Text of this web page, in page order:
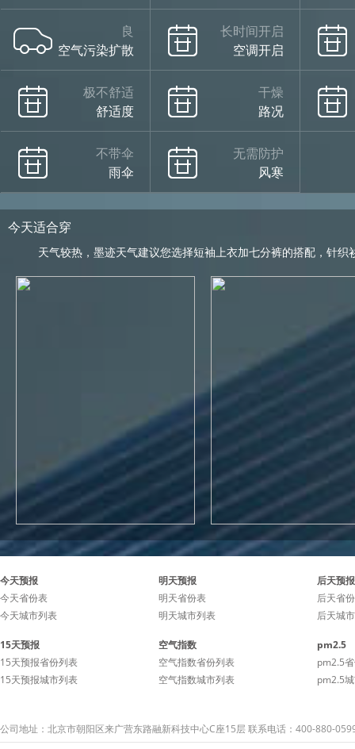
良
空气污染扩散
长时间开启
空调开启
极不舒适
舒适度
干燥
路况
不带伞
雨伞
无需防护
风寒
今天适合穿
天气较热，墨迹天气建议您选择短袖上衣加七分裤的搭配，针织
今天预报
今天省份表
今天城市列表
明天预报
明天省份表
明天城市列表
后天预报
后天省
后天城
15天预报
15天预报省份列表
15天预报城市列表
空气指数
空气指数省份列表
空气指数城市列表
pm2.5
pm2.5
pm2.5
公司地址：北京市朝阳区来广营东路融新科技中心C座15层 联系电话：400-880-